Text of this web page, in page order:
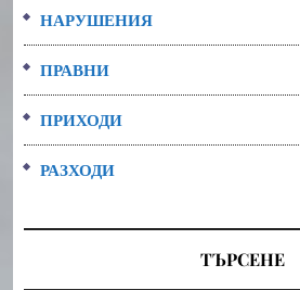
НАРУШЕНИЯ
ПРАВНИ
ПРИХОДИ
РАЗХОДИ
ТЪРСЕНЕ